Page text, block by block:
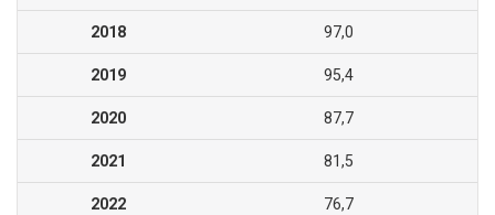
2018 97,0
2019 95,4
2020 87,7
2021 81,5
2022 76,7